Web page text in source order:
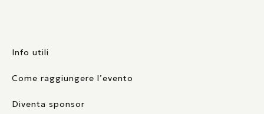
Info utili
Come raggiungere l’evento
Diventa sponsor